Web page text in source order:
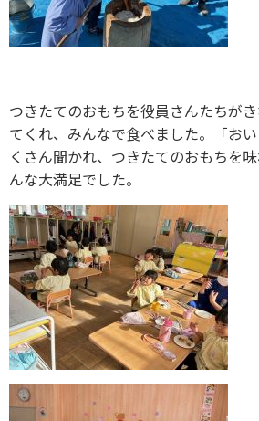
つきたてのおもちを役員さんたちが
てくれ、みんなで食べました。「お
くさん聞かれ、つきたてのおもちを
んな大満足でした。